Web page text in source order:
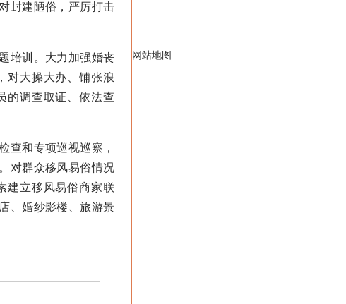
封建陋俗，严厉打击
培训。大力加强婚丧
对大操大办、铺张浪
的调查取证、依法查
和专项巡视巡察，
对群众移风易俗情况
建立移风易俗商家联
、婚纱影楼、旅游景
网站地图